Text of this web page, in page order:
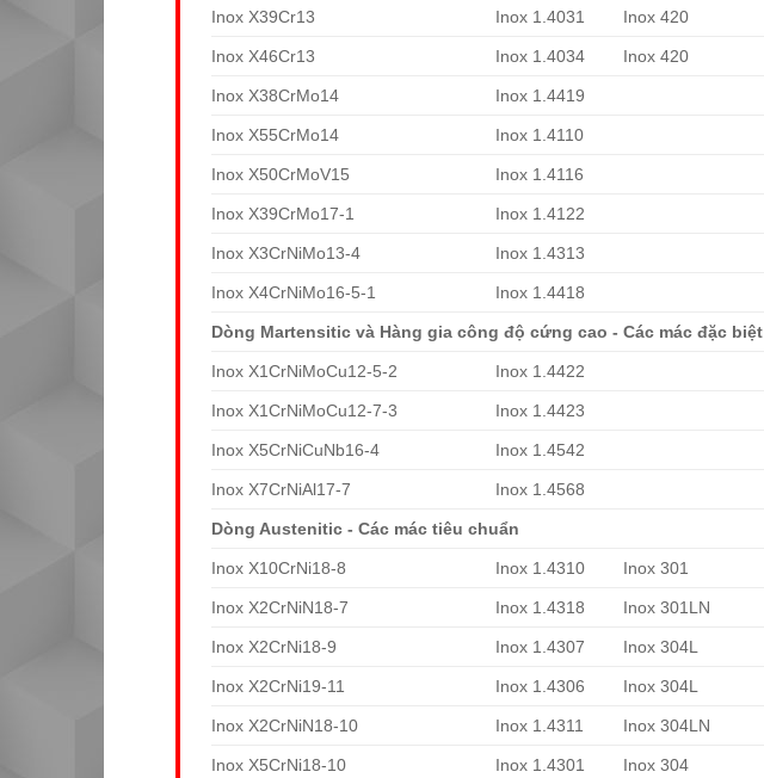
Inox X39Cr13 Inox 1.4031 Inox 420
Inox X46Cr13 Inox 1.4034 Inox 420
Inox X38CrMo14 Inox 1.4419
Inox X55CrMo14 Inox 1.4110
Inox X50CrMoV15 Inox 1.4116
Inox X39CrMo17-1 Inox 1.4122
Inox X3CrNiMo13-4 Inox 1.4313
Inox X4CrNiMo16-5-1 Inox 1.4418
Dòng Martensitic và Hàng gia công độ cứng cao - Các mác đặc biệt
Inox X1CrNiMoCu12-5-2 Inox 1.4422
Inox X1CrNiMoCu12-7-3 Inox 1.4423
Inox X5CrNiCuNb16-4 Inox 1.4542
Inox X7CrNiAl17-7 Inox 1.4568
Dòng Austenitic - Các mác tiêu chuẩn
Inox X10CrNi18-8 Inox 1.4310 Inox 301
Inox X2CrNiN18-7 Inox 1.4318 Inox 301LN
Inox X2CrNi18-9 Inox 1.4307 Inox 304L
Inox X2CrNi19-11 Inox 1.4306 Inox 304L
Inox X2CrNiN18-10 Inox 1.4311 Inox 304LN
Inox X5CrNi18-10 Inox 1.4301 Inox 304